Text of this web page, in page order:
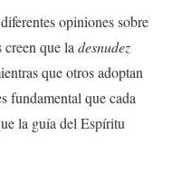
opiniones sobre
que la desnudez
que otros adoptan
fundamental que cada
la guía del Espíritu